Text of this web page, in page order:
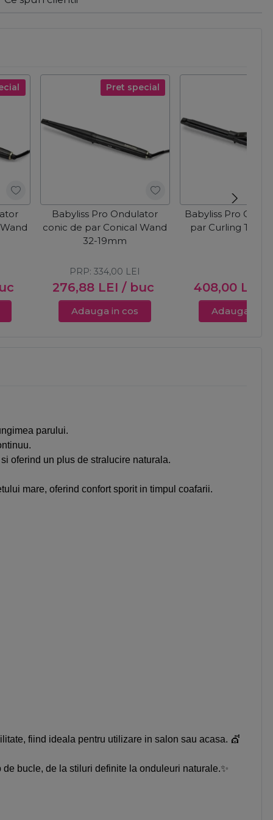
Pret special
Babyliss Pro Ondulator
conic de par Conical Wand
32-19mm
276,88 LEI / buc
PRP:334,00 LEI
Adauga in cos
Babyliss Pro
par Curling Tong
408,00 LEI
Adauga in
parului.
oferind un plus de stralucire naturala.
mare, oferind confort sporit in timpul coafarii.
fiind ideala pentru utilizare in salon sau acasa. 💇
bucle, de la stiluri definite la onduleuri naturale.✨